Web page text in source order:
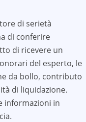
di serietà
di conferire
di ricevere un
del esperto, le
da bollo, contributo
di liquidazione.
informazioni in